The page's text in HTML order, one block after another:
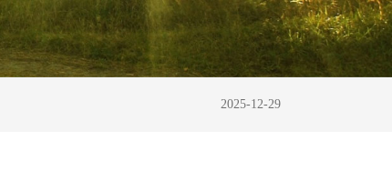
2025-12-29